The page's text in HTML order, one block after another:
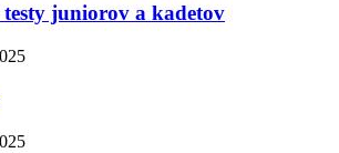
juniorov a kadetov